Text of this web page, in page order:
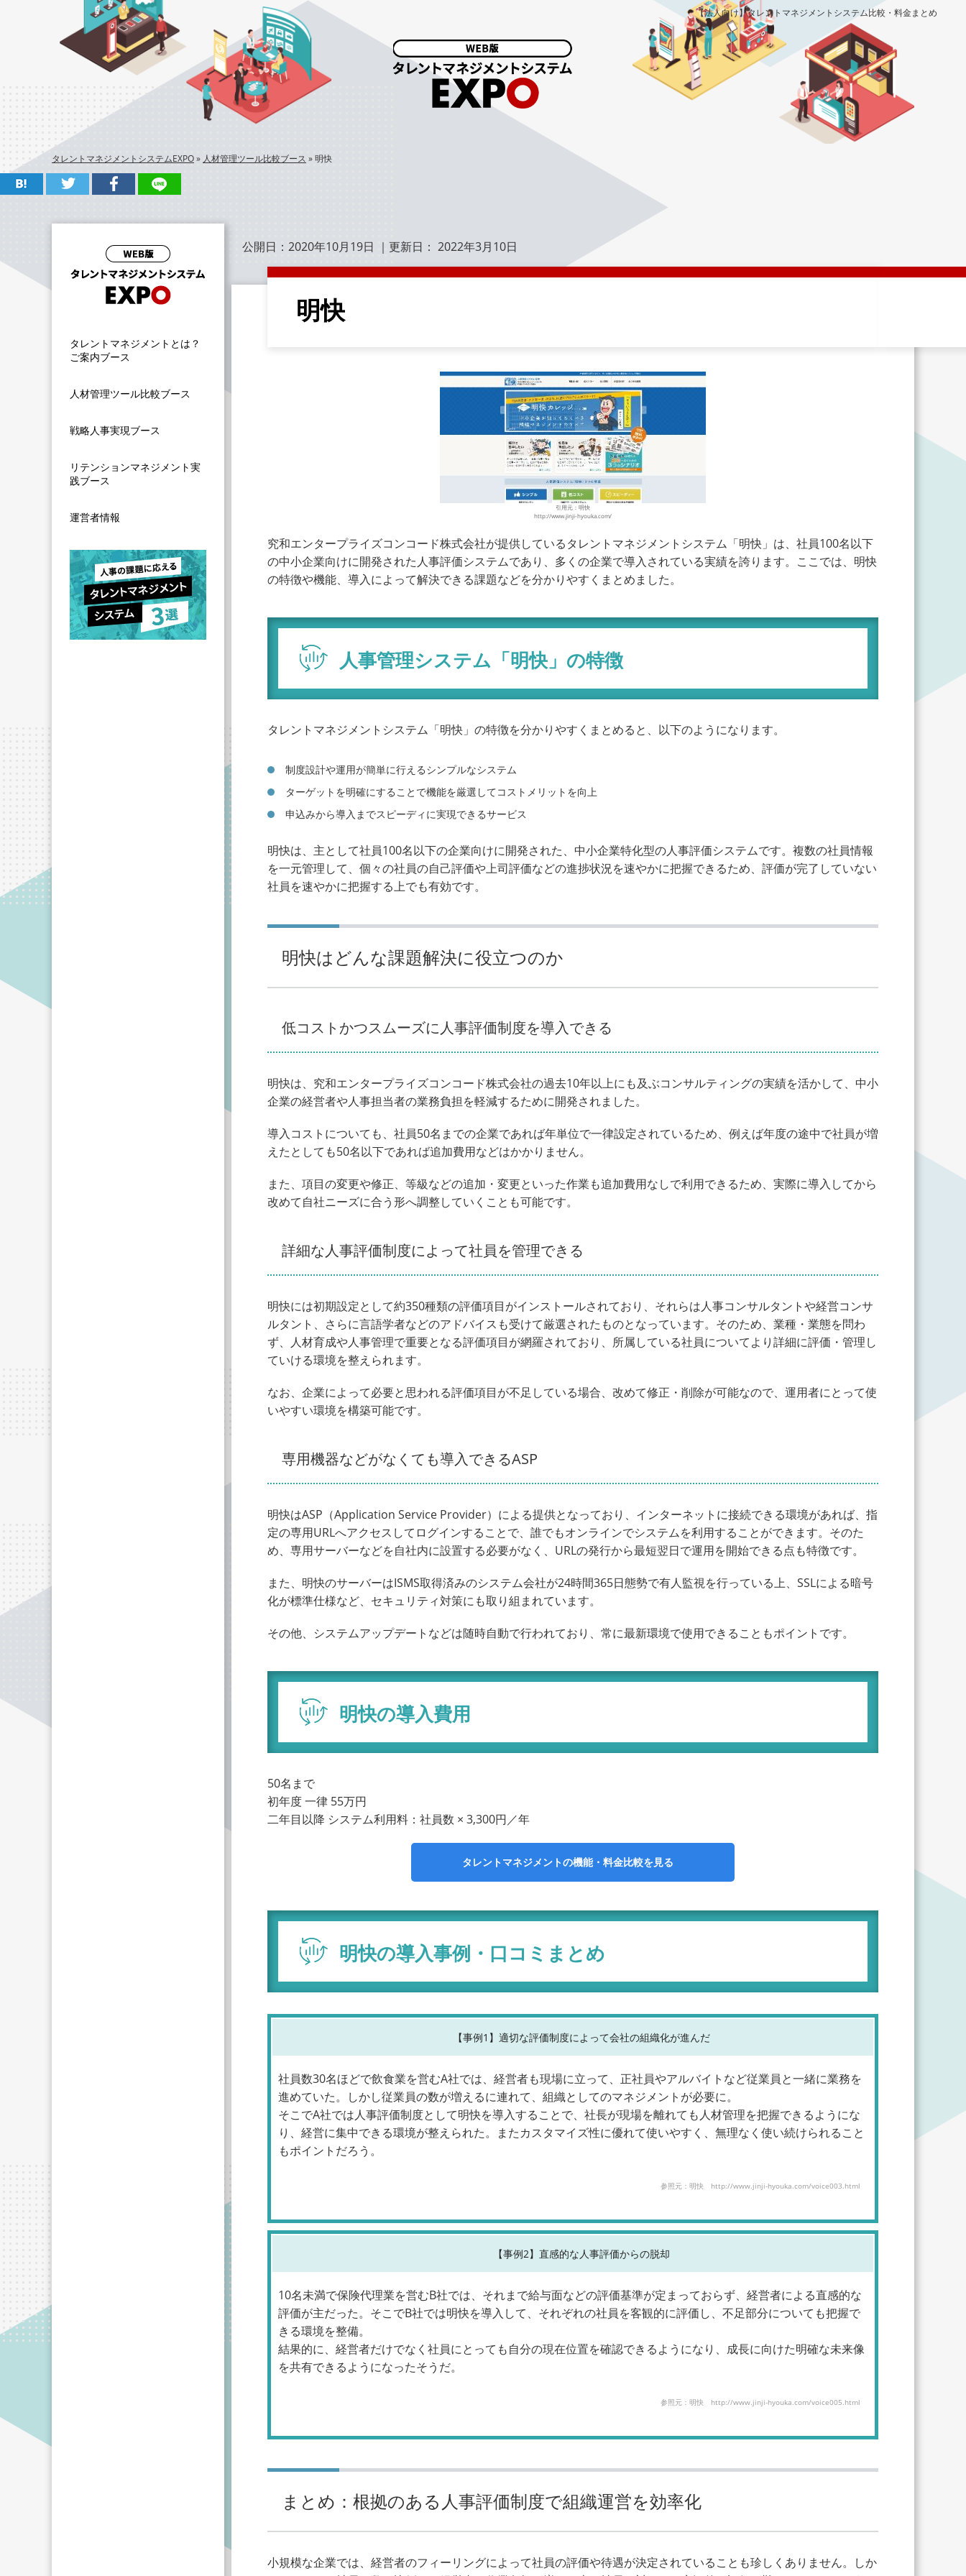
【法人向け】タレントマネジメントシステム比較・料金まとめ
タレントマネジメントシステムEXPO» 人材管理ツール比較ブース »明快
タレントマネジメントとは？
ご案内ブース
人材管理ツール比較ブース
戦略人事実現ブース
リテンションマネジメント実
践ブース
運営者情報
公開日： 2020年10月19日 ｜更新日： 2022年3月10日
明快
引用元：明快
http://www.jinji-hyouka.com/
究和エンタープライズコンコード株式会社が提供しているタレントマネジメントシステム「明快」は、社員100名以下
の中小企業向けに開発された人事評価システムであり、多くの企業で導入されている実績を誇ります。ここでは、明快
の特徴や機能、導入によって解決できる課題などを分かりやすくまとめました。
人事管理システム「明快」の特徴
タレントマネジメントシステム「明快」の特徴を分かりやすくまとめると、以下のようになります。
制度設計や運用が簡単に行えるシンプルなシステム
ターゲットを明確にすることで機能を厳選してコストメリットを向上
申込みから導入までスピーディに実現できるサービス
明快は、主として社員100名以下の企業向けに開発された、中小企業特化型の人事評価システムです。複数の社員情報
を一元管理して、個々の社員の自己評価や上司評価などの進捗状況を速やかに把握できるため、評価が完了していない
社員を速やかに把握する上でも有効です。
明快はどんな課題解決に役立つのか
低コストかつスムーズに人事評価制度を導入できる
明快は、究和エンタープライズコンコード株式会社の過去10年以上にも及ぶコンサルティングの実績を活かして、中小
企業の経営者や人事担当者の業務負担を軽減するために開発されました。
導入コストについても、社員50名までの企業であれば年単位で一律設定されているため、例えば年度の途中で社員が増
えたとしても50名以下であれば追加費用などはかかりません。
また、項目の変更や修正、等級などの追加・変更といった作業も追加費用なしで利用できるため、実際に導入してから
改めて自社ニーズに合う形へ調整していくことも可能です。
詳細な人事評価制度によって社員を管理できる
明快には初期設定として約350種類の評価項目がインストールされており、それらは人事コンサルタントや経営コンサ
ルタント、さらに言語学者などのアドバイスも受けて厳選されたものとなっています。そのため、業種・業態を問わ
ず、人材育成や人事管理で重要となる評価項目が網羅されており、所属している社員についてより詳細に評価・管理し
ていける環境を整えられます。
なお、企業によって必要と思われる評価項目が不足している場合、改めて修正・削除が可能なので、運用者にとって使
いやすい環境を構築可能です。
専用機器などがなくても導入できるASP
明快はASP（Application Service Provider）による提供となっており、インターネットに接続できる環境があれば、指
定の専用URLへアクセスしてログインすることで、誰でもオンラインでシステムを利用することができます。そのた
め、専用サーバーなどを自社内に設置する必要がなく、URLの発行から最短翌日で運用を開始できる点も特徴です。
また、明快のサーバーはISMS取得済みのシステム会社が24時間365日態勢で有人監視を行っている上、SSLによる暗号
化が標準仕様など、セキュリティ対策にも取り組まれています。
その他、システムアップデートなどは随時自動で行われており、常に最新環境で使用できることもポイントです。
明快の導入費用
50名まで
初年度 一律 55万円
二年目以降 システム利用料：社員数 × 3,300円／年
タレントマネジメントの機能・料金比較を見る
明快の導入事例・口コミまとめ
【事例1】適切な評価制度によって会社の組織化が進んだ
社員数30名ほどで飲食業を営むA社では、経営者も現場に立って、正社員やアルバイトなど従業員と一緒に業務を
進めていた。しかし従業員の数が増えるに連れて、組織としてのマネジメントが必要に。
そこでA社では人事評価制度として明快を導入することで、社長が現場を離れても人材管理を把握できるようにな
り、経営に集中できる環境が整えられた。またカスタマイズ性に優れて使いやすく、無理なく使い続けられること
もポイントだろう。
参照元：明快 http://www.jinji-hyouka.com/voice003.html
【事例2】直感的な人事評価からの脱却
10名未満で保険代理業を営むB社では、それまで給与面などの評価基準が定まっておらず、経営者による直感的な
評価が主だった。そこでB社では明快を導入して、それぞれの社員を客観的に評価し、不足部分についても把握で
きる環境を整備。
結果的に、経営者だけでなく社員にとっても自分の現在位置を確認できるようになり、成長に向けた明確な未来像
を共有できるようになったそうだ。
参照元：明快 http://www.jinji-hyouka.com/voice005.html
まとめ：根拠のある人事評価制度で組織運営を効率化
小規模な企業では、経営者のフィーリングによって社員の評価や待遇が決定されていることも珍しくありません。しか